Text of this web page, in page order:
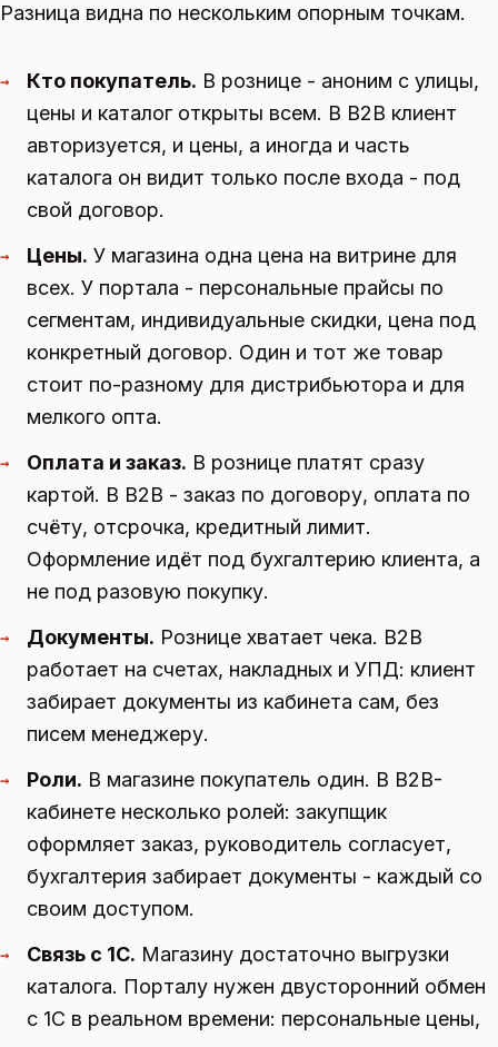
Разница видна по нескольким опорным точкам.
→ Кто покупатель. В рознице - аноним с улицы,
цены и каталог открыты всем. В B2B клиент
авторизуется, и цены, а иногда и часть
каталога он видит только после входа - под
свой договор.
→ Цены. У магазина одна цена на витрине для
всех. У портала - персональные прайсы по
сегментам, индивидуальные скидки, цена под
конкретный договор. Один и тот же товар
стоит по-разному для дистрибьютора и для
мелкого опта.
→ Оплата и заказ. В рознице платят сразу
картой. В B2B - заказ по договору, оплата по
счёту, отсрочка, кредитный лимит.
Оформление идёт под бухгалтерию клиента, а
не под разовую покупку.
→ Документы. Рознице хватает чека. B2B
работает на счетах, накладных и УПД: клиент
забирает документы из кабинета сам, без
писем менеджеру.
→ Роли. В магазине покупатель один. В B2B-
кабинете несколько ролей: закупщик
оформляет заказ, руководитель согласует,
бухгалтерия забирает документы - каждый со
своим доступом.
→ Связь с 1С. Магазину достаточно выгрузки
каталога. Порталу нужен двусторонний обмен
с 1С в реальном времени: персональные цены,